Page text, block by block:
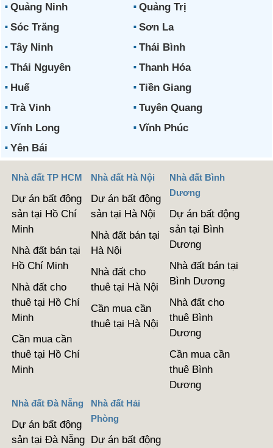
Quảng Ninh
Quảng Trị
Sóc Trăng
Sơn La
Tây Ninh
Thái Bình
Thái Nguyên
Thanh Hóa
Huế
Tiền Giang
Trà Vinh
Tuyên Quang
Vĩnh Long
Vĩnh Phúc
Yên Bái
Nhà đất TP HCM
Dự án bất động
sản tại Hồ Chí
Minh
Nhà đất bán tại
Hồ Chí Minh
Nhà đất cho
thuê tại Hồ Chí
Minh
Cần mua cần
thuê tại Hồ Chí
Minh
Nhà đất Hà Nội
Dự án bất động
sản tại Hà Nội
Nhà đất bán tại
Hà Nội
Nhà đất cho
thuê tại Hà Nội
Cần mua cần
thuê tại Hà Nội
Nhà đất Bình
Dương
Dự án bất động
sản tại Bình
Dương
Nhà đất bán tại
Bình Dương
Nhà đất cho
thuê Bình
Dương
Cần mua cần
thuê Bình
Dương
Nhà đất Đà Nẵng
Dự án bất động
sản tại Đà Nẵng
Nhà đất Hải
Phòng
Dự án bất động